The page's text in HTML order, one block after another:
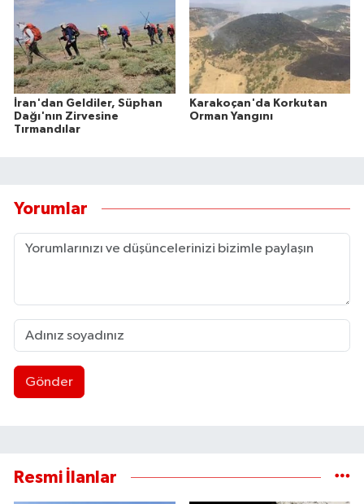
İran'dan Geldiler, Süphan
Dağı'nın Zirvesine
Tırmandılar
Karakoçan'da Korkutan
Orman Yangını
Yorumlar
Gönder
Resmi İlanlar